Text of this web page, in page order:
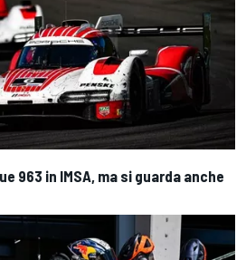
963 in IMSA, ma si guarda anche